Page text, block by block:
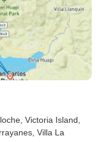
, Victoria Island
, Villa La